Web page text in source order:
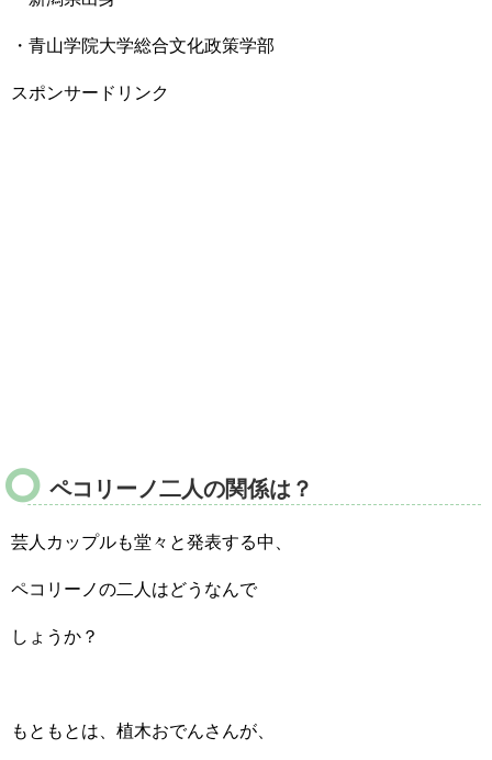
・青山学院大学総合文化政策学部
スポンサードリンク
ペコリーノ二人の関係は？
芸人カップルも堂々と発表する中、
ペコリーノの二人はどうなんで
しょうか？
もともとは、植木おでんさんが、